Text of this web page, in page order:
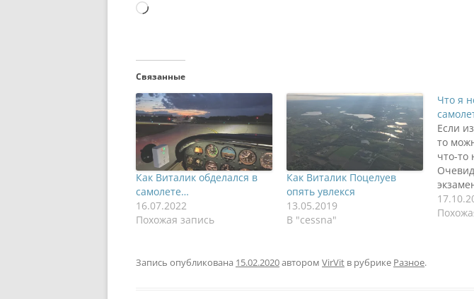
Загрузка…
Связанные
Как Виталик обделался в
самолете…
16.07.2022
Похожая запись
Как Виталик Поцелуев
опять увлекся
13.05.2019
В "cessna"
Что я
Если
то
что-то
себя
Запись опубликована 15.02.2020автором VirVit в рубрике Разное.